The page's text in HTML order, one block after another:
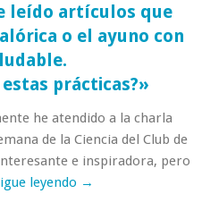
leído artículos que
o el ayuno con
prácticas?»
he atendido a la charla
de la Ciencia del Club de
e inspiradora, pero
leyendo →